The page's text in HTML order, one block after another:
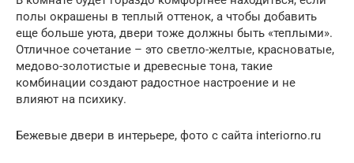
полы окрашены в теплый оттенок, а чтобы добавить
еще больше уюта, двери тоже должны быть «теплыми».
Отличное сочетание – это светло-желтые, красноватые,
медово-золотистые и древесные тона, такие
комбинации создают радостное настроение и не
влияют на психику.
Бежевые двери в интерьере, фото с сайта interiorno.ru